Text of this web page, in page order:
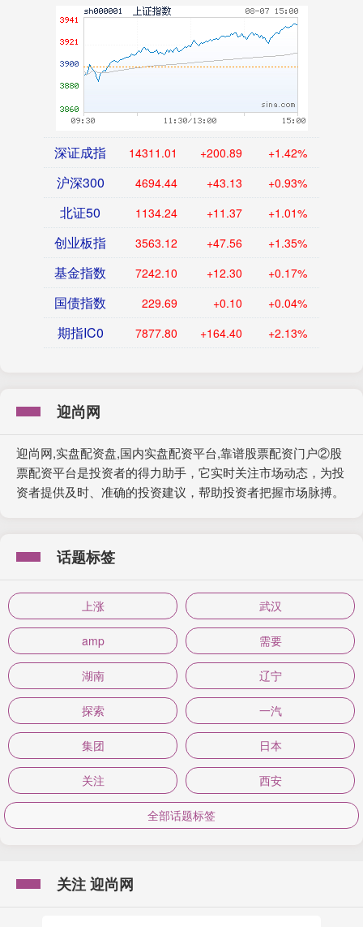
深证成指 14311.01 +200.89 +1.42%
沪深300 4694.44 +43.13 +0.93%
北证50 1134.24 +11.37 +1.01%
创业板指 3563.12 +47.56 +1.35%
基金指数 7242.10 +12.30 +0.17%
国债指数 229.69 +0.10 +0.04%
期指IC0 7877.80 +164.40 +2.13%
迎尚网
迎尚网,实盘配资盘,国内实盘配资平台,靠谱股票配资门户②股
票配资平台是投资者的得力助手，它实时关注市场动态，为投
资者提供及时、准确的投资建议，帮助投资者把握市场脉搏。
话题标签
上涨 武汉
amp 需要
湖南 辽宁
探索 一汽
集团 日本
关注 西安
全部话题标签
关注 迎尚网